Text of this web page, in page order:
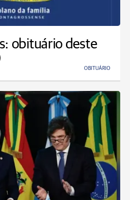
obituário deste
OBITUÁRIO